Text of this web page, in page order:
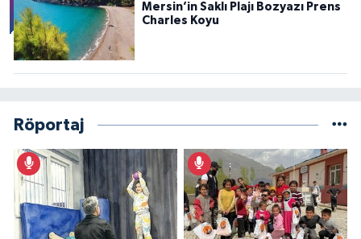
Mersin’in Saklı Plajı Bozyazı Prens
Charles Koyu
Röportaj